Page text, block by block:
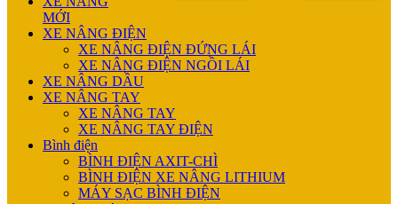
MỚI
XE NÂNG ĐIỆN
XE NÂNG ĐIỆN ĐỨNG LÁI
XE NÂNG ĐIỆN NGỒI LÁI
XE NÂNG DẦU
XE NÂNG TAY
XE NÂNG TAY
XE NÂNG TAY ĐIỆN
Bình điện
BÌNH ĐIỆN AXIT-CHÌ
BÌNH ĐIỆN XE NÂNG LITHIUM
MÁY SẠC BÌNH ĐIỆN